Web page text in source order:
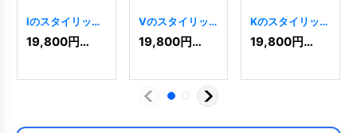
Iのスタイリッシ
ュなロゴ [3239
19,800円(税込)
Vのスタイリッ
シュなロゴ
[3065]
19,800円(税込)
Kのスタイリッシ
ュなロゴ [3022
19,800円(税込)